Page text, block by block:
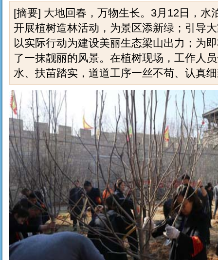
[摘要] 大地回春，万物生长。3月12日，水
开展植树造林活动，为景区添新绿；引导
以实际行动为建设美丽生态梁山出力；为
了一抹靓丽的风景。在植树现场，工作人
水、扶苗踏实，道道工序一丝不苟、认真